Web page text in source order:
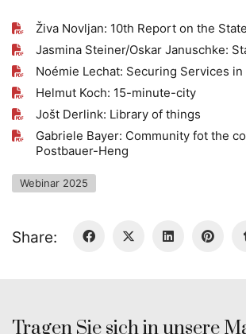
Živa Novljan: 10th Report on the
Jasmina Steiner/Oskar Januschke:
Noémie Lechat: Securing Services
Helmut Koch: 15-minute-city
Jošt Derlink: Library of things
Gabriele Bayer: Community fot the
Postbauer-Heng
Webinar 2025
Share:
Tragen Sie sich in unsere